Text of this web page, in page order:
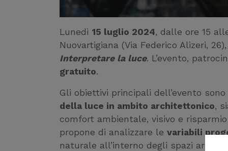
Lunedì 15 luglio 2024, dalle ore 15
Nuovartigiana (Via Federico Alizeri,
Interpretare la luce. L’evento,
gratuito.
Gli obiettivi principali dell’evento sono
della luce in ambito architettonico,
comfort ambientale, visivo e
propone di analizzare le variabili
naturale all’interno degli spazi